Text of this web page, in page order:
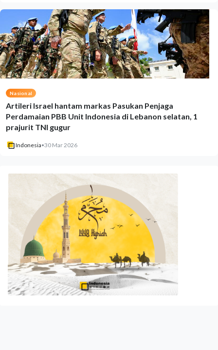
Nasional
Artileri Israel hantam markas Pasukan Penjaga
Perdamaian PBB Unit Indonesia di Lebanon selatan, 1
prajurit TNI gugur
Indonesia•30 Mar 2026